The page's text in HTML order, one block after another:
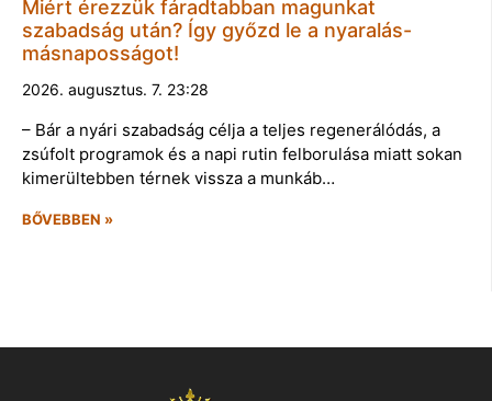
Miért érezzük fáradtabban magunkat
szabadság után? Így győzd le a nyaralás-
másnaposságot!
2026. augusztus. 7. 23:28
– Bár a nyári szabadság célja a teljes regenerálódás, a
zsúfolt programok és a napi rutin felborulása miatt sokan
kimerültebben térnek vissza a munkáb…
BŐVEBBEN »